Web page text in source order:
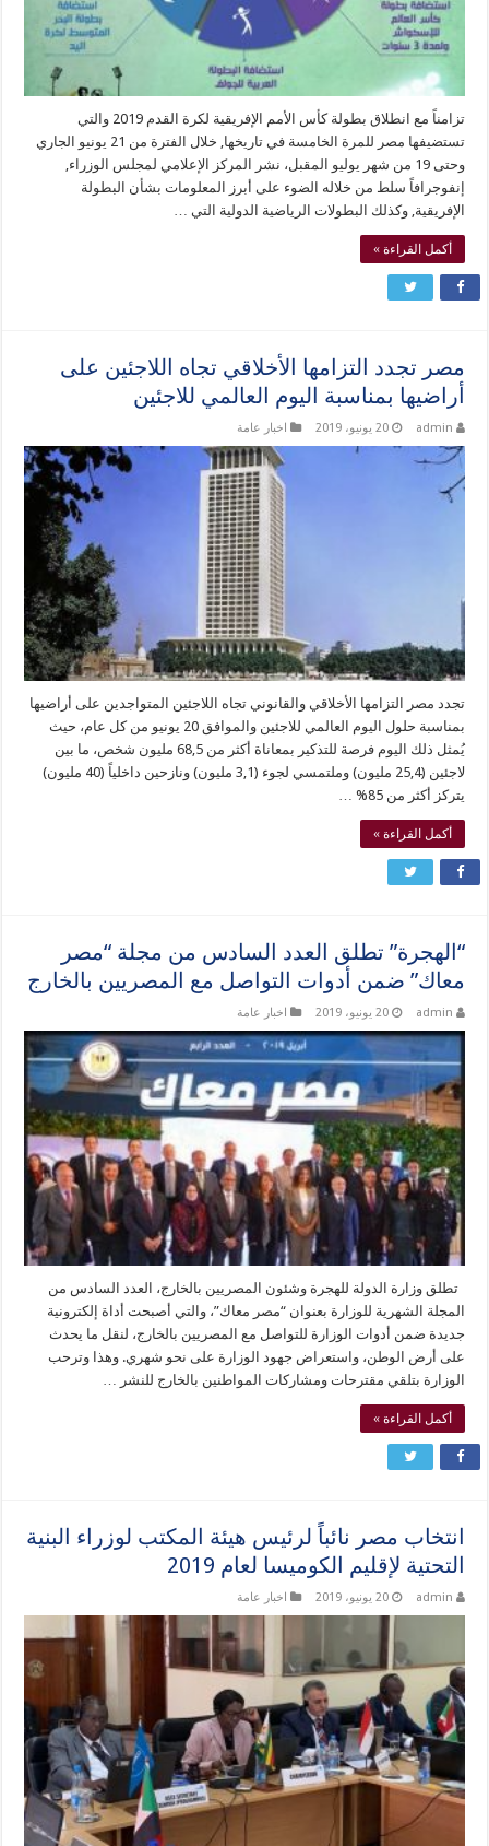
تزامناً مع انطلاق بطولة كأس الأمم الإفريقية لكرة القدم 2019 والتي
تستضيفها مصر للمرة الخامسة في تاريخها, خلال الفترة من 21 يونيو الجاري
وحتى 19 من شهر يوليو المقبل، نشر المركز الإعلامي لمجلس الوزراء,
إنفوجرافاً سلط من خلاله الضوء على أبرز المعلومات بشأن البطولة
الإفريقية, وكذلك البطولات الرياضية الدولية التي …
أكمل القراءة »
مصر تجدد التزامها الأخلاقي تجاه اللاجئين على
أراضيها بمناسبة اليوم العالمي للاجئين
admin 20 يونيو، 2019 اخبار عامة
تجدد مصر التزامها الأخلاقي والقانوني تجاه اللاجئين المتواجدين على أراضيها
بمناسبة حلول اليوم العالمي للاجئين والموافق 20 يونيو من كل عام، حيث
يُمثل ذلك اليوم فرصة للتذكير بمعاناة أكثر من 68,5 مليون شخص، ما بين
لاجئين (25,4 مليون) وملتمسي لجوء (3,1 مليون) ونازحين داخلياً (40 مليون)
يتركز أكثر من 85% …
أكمل القراءة »
“الهجرة” تطلق العدد السادس من مجلة “مصر
معاك” ضمن أدوات التواصل مع المصريين بالخارج
admin 20 يونيو، 2019 اخبار عامة
تطلق وزارة الدولة للهجرة وشئون المصريين بالخارج، العدد السادس من
المجلة الشهرية للوزارة بعنوان “مصر معاك”، والتي أصبحت أداة إلكترونية
جديدة ضمن أدوات الوزارة للتواصل مع المصريين بالخارج، لنقل ما يحدث
على أرض الوطن، واستعراض جهود الوزارة على نحو شهري. وهذا وترحب
الوزارة بتلقي مقترحات ومشاركات المواطنين بالخارج للنشر …
أكمل القراءة »
انتخاب مصر نائباً لرئيس هيئة المكتب لوزراء البنية
التحتية لإقليم الكوميسا لعام 2019
admin 20 يونيو، 2019 اخبار عامة